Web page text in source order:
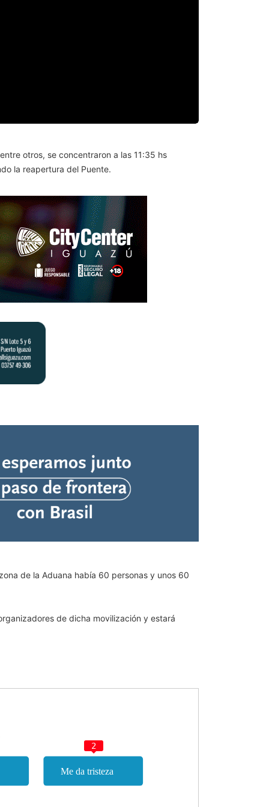
otros, se concentraron a las 11:35 hs
la reapertura del Puente.
de la Aduana había 60 personas y unos 60
de dicha movilización y estará
2